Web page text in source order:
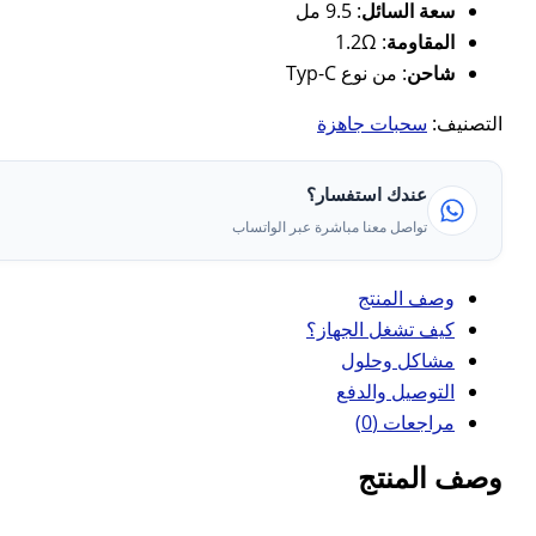
سعة السائل: 9.5 مل
المقاومة: 1.2Ω
شاحن: من نوع Typ-C
التصنيف: سحبات جاهزة
عندك استفسار؟
تواصل معنا مباشرة عبر الواتساب
وصف المنتج
كيف تشغل الجهاز؟
مشاكل وحلول
التوصيل والدفع
مراجعات (0)
وصف المنتج